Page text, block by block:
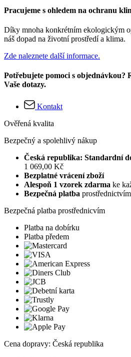
Pracujeme s ohledem na ochranu
Díky mnoha konkrétním ekologickým
náš dopad na životní prostředí a klima.
Zde naleznete další informace.
Potřebujete pomoci s objednávkou?
Vaše dotazy.
Kontakt
Ověřená kvalita
Bezpečný a spolehlivý nákup
Česká republika: Standardní
1 069,00 Kč
Bezplatné vrácení zboží
Alespoň 1 vzorek zdarma ke
Bezpečná platba
Bezpečná platba prostřednicvím
Platba na dobírku
Platba předem
Cena dopravy: Česká republika